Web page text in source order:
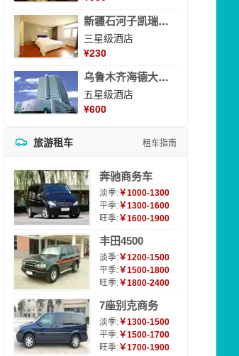
新疆石河子凯瑞酒店
三星级酒店
¥230
乌鲁木齐海德大酒店
五星级酒店
¥600
旅游租车 租车指南
奔驰商务车
淡季:￥1000-1300
平季:￥1300-1600
旺季:￥1600-1900
丰田4500
淡季:￥1200-1500
平季:￥1500-1800
旺季:￥1800-2400
7座别克商务
淡季:￥1300-1500
平季:￥1500-1700
旺季:￥1700-1900